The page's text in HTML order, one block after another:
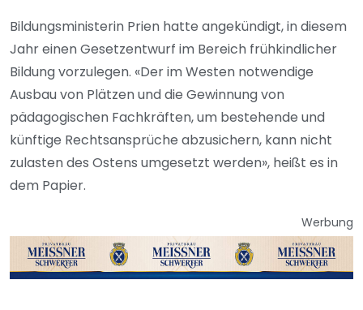
Bildungsministerin Prien hatte angekündigt, in diesem
Jahr einen Gesetzentwurf im Bereich frühkindlicher
Bildung vorzulegen. «Der im Westen notwendige
Ausbau von Plätzen und die Gewinnung von
pädagogischen Fachkräften, um bestehende und
künftige Rechtsansprüche abzusichern, kann nicht
zulasten des Ostens umgesetzt werden», heißt es in
dem Papier.
Werbung